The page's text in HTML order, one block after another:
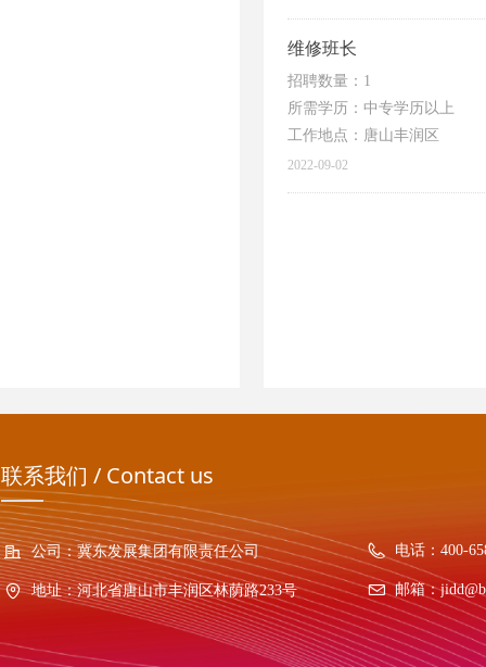
维修班长
招聘数量：1
所需学历：中专学历以上
工作地点：唐山丰润区
2022-09-02
联系我们 / Contact us
公司：冀东发展集团有限责任公司
地址：河北省唐山市丰润区林荫路233号
电话： 400-
邮箱：